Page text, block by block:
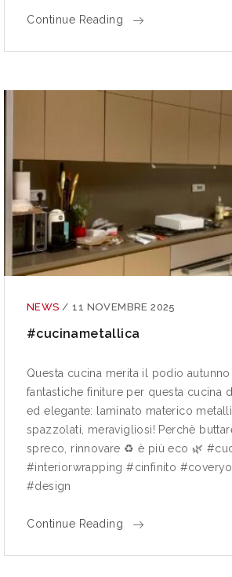
Continue Reading
NEWS / 11 NOVEMBRE 2025
#cucinametallica
Questa cucina merita il podio autunno
fantastiche finiture per questa cucina
ed elegante: laminato materico
spazzolati, meravigliosi! Perchè
spreco, rinnovare ♻ è più eco 🌿
#interiorwrapping #cinfinito
#design
Continue Reading